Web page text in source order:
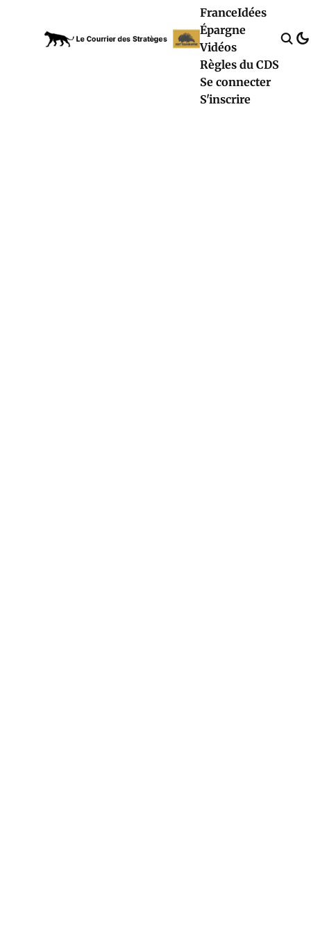
FranceIdées
Épargne
Vidéos
Règles du CDS
Se connecter
S'inscrire